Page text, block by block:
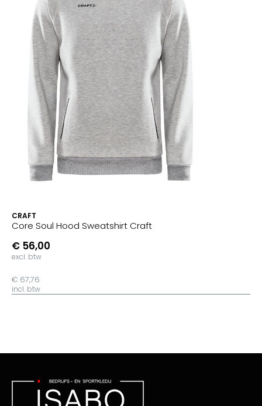
CRAFT
Core Soul Hood Sweatshirt Craft
€ 56,00
excl. btw
€ 67,76
incl. btw